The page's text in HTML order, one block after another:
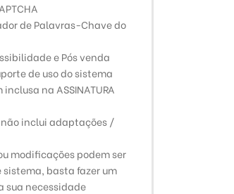
de Palavras-Chave do
e Pós venda
de uso do sistema
na ASSINATURA
inclui adaptações /
modificações podem ser
basta fazer um
sua necessidade